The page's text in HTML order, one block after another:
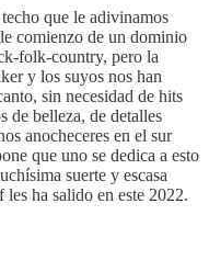
que le adivinamos
comienzo de un dominio
folk-country, pero la
y los suyos nos han
sin necesidad de hits
de belleza, de detalles
anocheceres en el sur
que uno se dedica a esto
suerte y escasa
ha salido en este 2022.